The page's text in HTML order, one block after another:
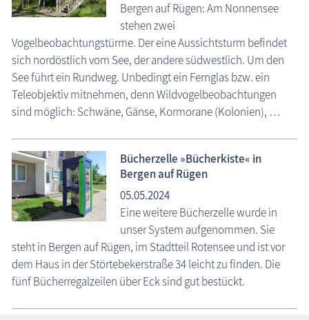
Bergen auf Rügen: Am Nonnensee
stehen zwei
Vogelbeobachtungstürme. Der eine Aussichtsturm befindet
sich nordöstlich vom See, der andere südwestlich. Um den
See führt ein Rundweg. Unbedingt ein Fernglas bzw. ein
Teleobjektiv mitnehmen, denn Wildvogelbeobachtungen
sind möglich: Schwäne, Gänse, Kormorane (Kolonien), …
Bücherzelle »Bücherkiste« in
Bergen auf Rügen
05.05.2024
Eine weitere Bücherzelle wurde in
unser System aufgenommen. Sie
steht in Bergen auf Rügen, im Stadtteil Rotensee und ist vor
dem Haus in der Störtebekerstraße 34 leicht zu finden. Die
fünf Bücherregalzeilen über Eck sind gut bestückt.